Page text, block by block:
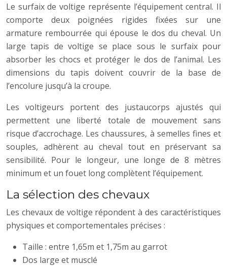
Le surfaix de voltige représente l’équipement central. Il
comporte deux poignées rigides fixées sur une
armature rembourrée qui épouse le dos du cheval. Un
large tapis de voltige se place sous le surfaix pour
absorber les chocs et protéger le dos de l’animal. Les
dimensions du tapis doivent couvrir de la base de
l’encolure jusqu’à la croupe.
Les voltigeurs portent des justaucorps ajustés qui
permettent une liberté totale de mouvement sans
risque d’accrochage. Les chaussures, à semelles fines et
souples, adhèrent au cheval tout en préservant sa
sensibilité. Pour le longeur, une longe de 8 mètres
minimum et un fouet long complètent l’équipement.
La sélection des chevaux
Les chevaux de voltige répondent à des caractéristiques
physiques et comportementales précises :
Taille : entre 1,65m et 1,75m au garrot
Dos large et musclé